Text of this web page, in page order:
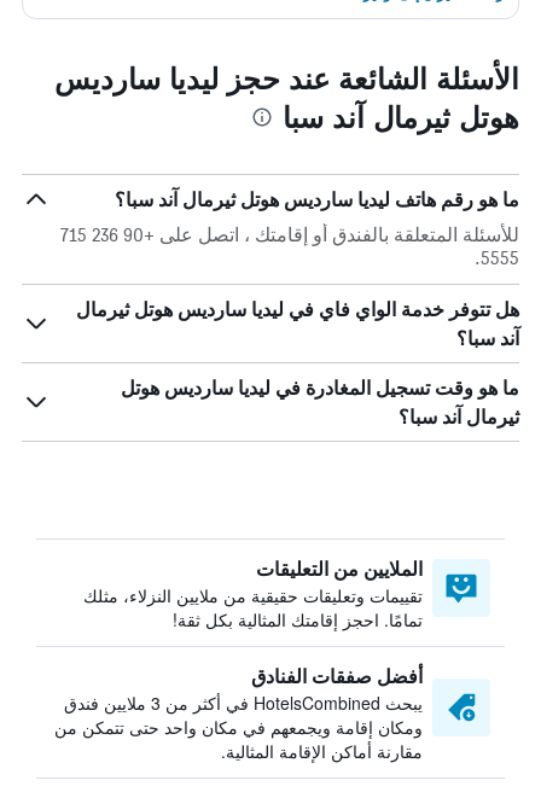
الأسئلة الشائعة عند حجز ليديا سارديس
هوتل ثيرمال آند سبا
ما هو رقم هاتف ليديا سارديس هوتل ثيرمال آند سبا؟
للأسئلة المتعلقة بالفندق أو إقامتك ، اتصل على +90 236 715
5555.
هل تتوفر خدمة الواي فاي في ليديا سارديس هوتل ثيرمال
آند سبا؟
ما هو وقت تسجيل المغادرة في ليديا سارديس هوتل
ثيرمال آند سبا؟
الملايين من التعليقات
تقييمات وتعليقات حقيقية من ملايين النزلاء، مثلك
تمامًا. احجز إقامتك المثالية بكل ثقة!
أفضل صفقات الفنادق
يبحث HotelsCombined في أكثر من 3 ملايين فندق
ومكان إقامة ويجمعهم في مكان واحد حتى تتمكن من
مقارنة أماكن الإقامة المثالية.